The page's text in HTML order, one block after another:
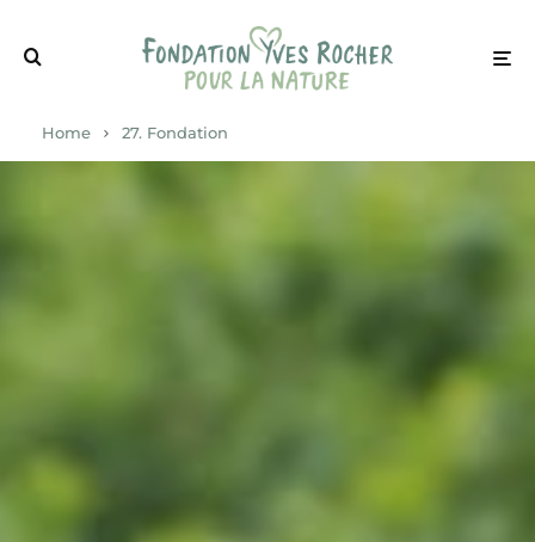
Home 27. Fondation